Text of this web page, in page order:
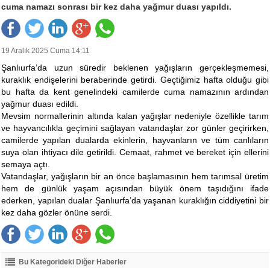
cuma namazı sonrası bir kez daha yağmur duası yapıldı.
19 Aralık 2025 Cuma 14:11
Şanlıurfa’da uzun süredir beklenen yağışların gerçekleşmemesi,
kuraklık endişelerini beraberinde getirdi. Geçtiğimiz hafta olduğu gibi
bu hafta da kent genelindeki camilerde cuma namazının ardından
yağmur duası edildi.
Mevsim normallerinin altında kalan yağışlar nedeniyle özellikle tarım
ve hayvancılıkla geçimini sağlayan vatandaşlar zor günler geçirirken,
camilerde yapılan dualarda ekinlerin, hayvanların ve tüm canlıların
suya olan ihtiyacı dile getirildi. Cemaat, rahmet ve bereket için ellerini
semaya açtı.
Vatandaşlar, yağışların bir an önce başlamasının hem tarımsal üretim
hem de günlük yaşam açısından büyük önem taşıdığını ifade
ederken, yapılan dualar Şanlıurfa’da yaşanan kuraklığın ciddiyetini bir
kez daha gözler önüne serdi.
Bu Kategorideki Diğer Haberler